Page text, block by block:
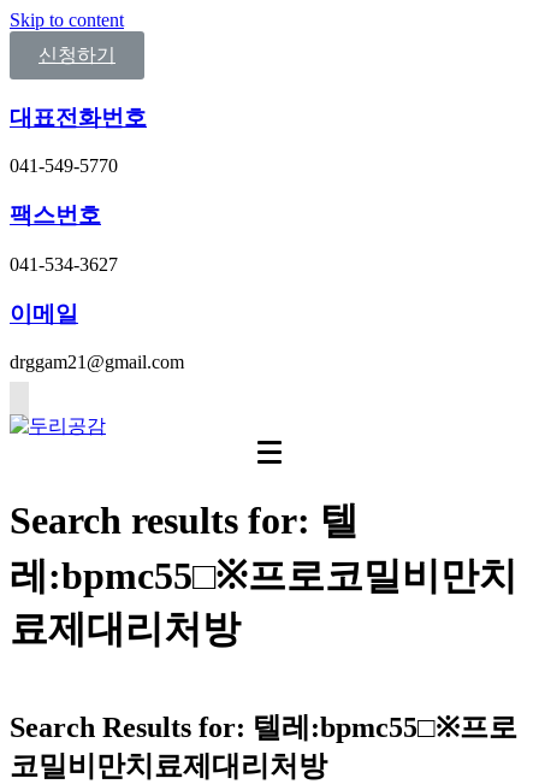
Skip to content
신청하기
대표전화번호
041-549-5770
팩스번호
041-534-3627
이메일
drggam21@gmail.com
Search results for: 텔
레:bpmc55□※프로코밀비만치
료제대리처방
Search Results for: 텔레:bpmc55□※프로
코밀비만치료제대리처방